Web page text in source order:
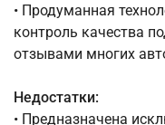
• Продуманная
контроль качества
отзывами многих
Недостатки:
• Предназначена